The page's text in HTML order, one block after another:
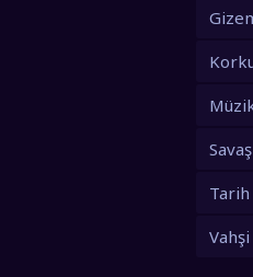
Savaş
Tarih
Vahşi